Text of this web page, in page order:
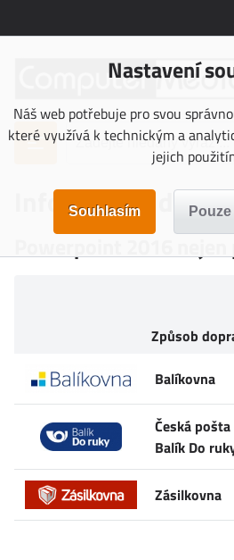
Nastavení
Náš web potřebuje pro svou
které využívá k technickým a
jejich
Informace o
Způsob
Balíkovna
Česká
Balík Do
Zásilkovna